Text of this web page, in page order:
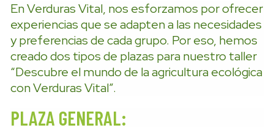
En Verduras Vital, nos esforzamos por ofrecer
experiencias que se adapten a las necesidades
y preferencias de cada grupo. Por eso, hemos
creado dos tipos de plazas para nuestro taller
“Descubre el mundo de la agricultura ecológica
con Verduras Vital”.
PLAZA GENERAL: